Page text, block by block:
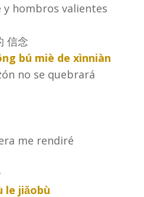
hombros valientes
信念
bú miè de xìnniàn
no se quebrará
me rendiré
le jiǎobù